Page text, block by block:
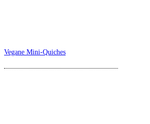
Vegane Mini-Quiches